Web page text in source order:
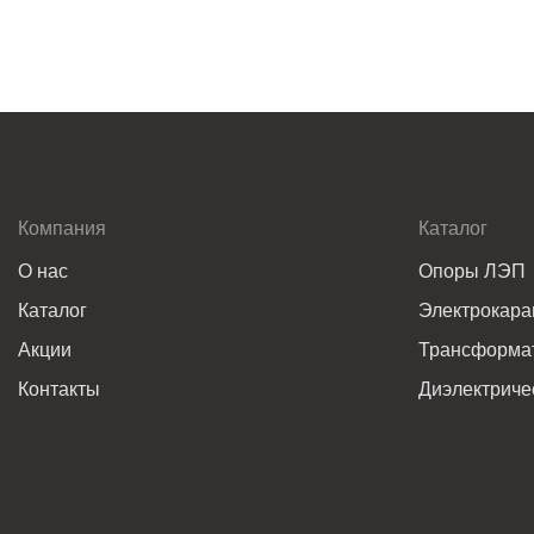
Компания
О нас
Каталог
Акции
Контакты
Каталог
Опоры ЛЭП